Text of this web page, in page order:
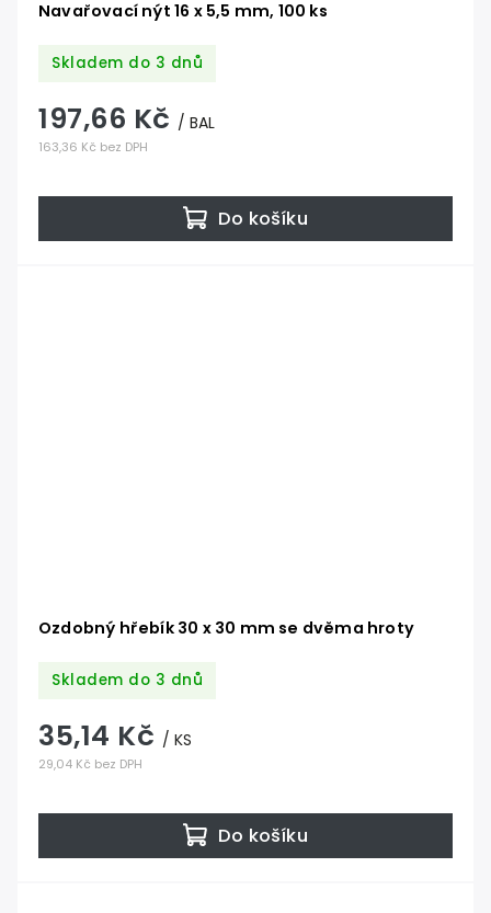
Navařovací nýt 16 x 5,5 mm, 100 ks
Skladem do 3 dnů
163,36 Kč bez DPH
197,66 Kč / BAL
Do košíku
Ozdobný hřebík 30 x 30 mm se dvěma hroty
Skladem do 3 dnů
29,04 Kč bez DPH
35,14 Kč / KS
Do košíku